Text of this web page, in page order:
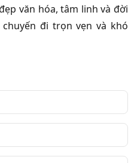
văn hóa, tâm linh và đời
đi trọn vẹn và khó